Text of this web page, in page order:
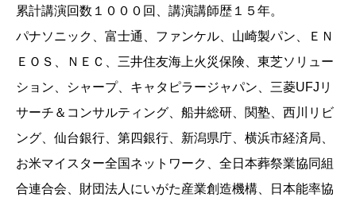
累計講演回数１０００回、講演講師歴１５年。
パナソニック、富士通、ファンケル、山崎製パン、ＥＮ
ＥＯＳ、ＮＥＣ、三井住友海上火災保険、東芝ソリュー
ション、シャープ、キャタピラージャパン、三菱UFJリ
サーチ＆コンサルティング、船井総研、関塾、西川リビ
ング、仙台銀行、第四銀行、新潟県庁、横浜市経済局、
お米マイスター全国ネットワーク、全日本葬祭業協同組
合連合会、財団法人にいがた産業創造機構、日本能率協